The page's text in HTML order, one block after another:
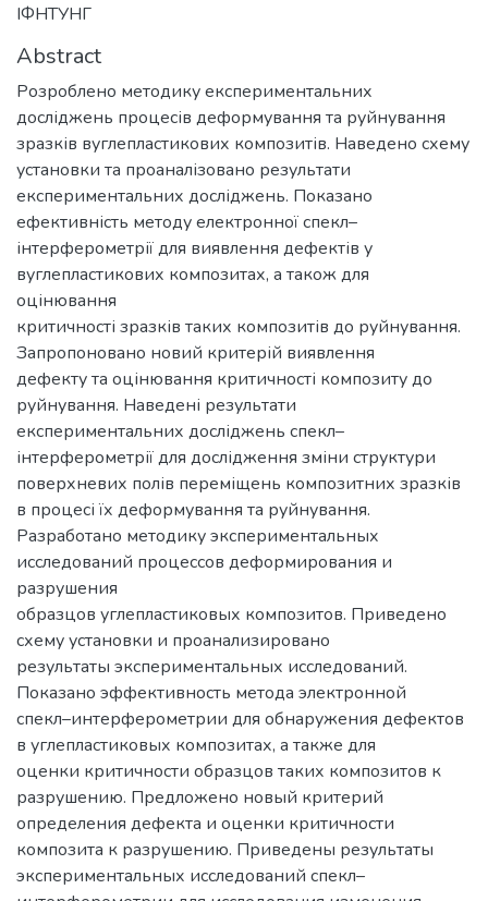
ІФНТУНГ
Abstract
Розроблено методику експериментальних
досліджень процесів деформування та руйнування
зразків вуглепластикових композитів. Наведено схему
установки та проаналізовано результати
експериментальних досліджень. Показано
ефективність методу електронної спекл–
інтерферометрії для виявлення дефектів у
вуглепластикових композитах, а також для
оцінювання
критичності зразків таких композитів до руйнування.
Запропоновано новий критерій виявлення
дефекту та оцінювання критичності композиту до
руйнування. Наведені результати
експериментальних досліджень спекл–
інтерферометрії для дослідження зміни структури
поверхневих полів переміщень композитних зразків
в процесі їх деформування та руйнування.
Разработано методику экспериментальных
исследований процессов деформирования и
разрушения
образцов углепластиковых композитов. Приведено
схему установки и проанализировано
результаты экспериментальных исследований.
Показано эффективность метода электронной
спекл–интерферометрии для обнаружения дефектов
в углепластиковых композитах, а также для
оценки критичности образцов таких композитов к
разрушению. Предложено новый критерий
определения дефекта и оценки критичности
композита к разрушению. Приведены результаты
экспериментальных исследований спекл–